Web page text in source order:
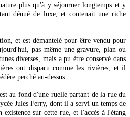
plus qu'à y séjourner longtemps et y
dénué de luxe, et contenait une riche
et est démantelé pour être vendu pour
pas même une gravure, plan ou
diverses, mais a pu être conservé dans
ont disparu comme les rivières, et il
perché au-dessus.
au fond d'une ruelle partant de la rue du
Jules Ferry, dont il a servi un temps de
sur cette rue, et l'accès à l'étang